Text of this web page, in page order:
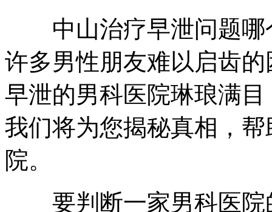
中山治疗早泄问题哪
许多男性朋友难以启齿
早泄的男科医院琳琅满
我们将为您揭秘真相，
院。
要判断一家男科医院